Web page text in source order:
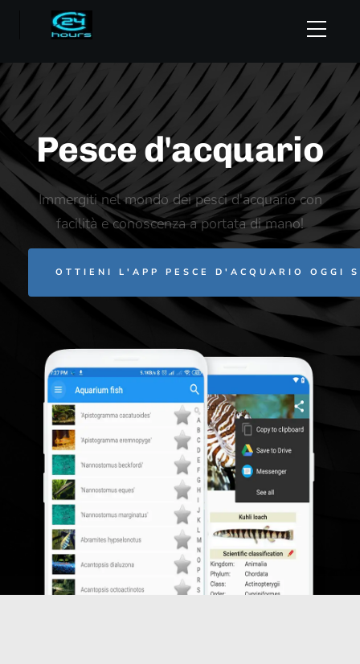
Pesce d'acquario
Immergiti nel mondo dei pesci d'acquario con
facilità e conoscenza a portata di mano!
OTTIENI L'APP PESCE D'ACQUARIO OGGI